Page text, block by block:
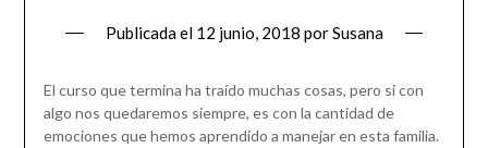
Publicada el 12 junio, 2018 porSusana
El curso que termina ha traído muchas cosas, pero si con
algo nos quedaremos siempre, es con la cantidad de
emociones que hemos aprendido a manejar en esta familia.